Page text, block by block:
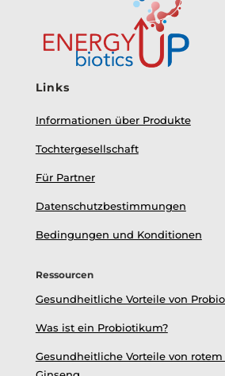
Links
Informationen über Produkte
Tochtergesellschaft
Für Partner
Datenschutzbestimmungen
Bedingungen und Konditionen
Ressourcen
Gesundheitliche Vorteile von
Was ist ein Probiotikum?
Gesundheitliche Vorteile von